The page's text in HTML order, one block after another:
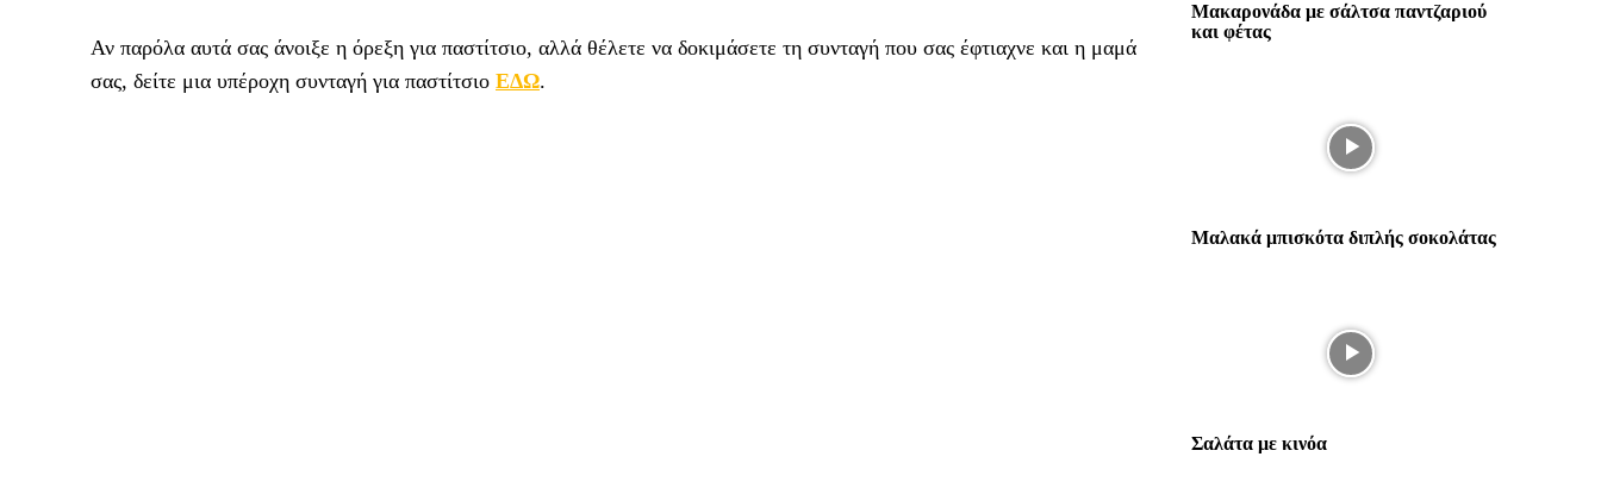
Αν παρόλα αυτά σας άνοιξε η όρεξη για παστίτσιο, αλλά θέλετε να δοκιμάσετε τη συνταγή που σας έφτιαχνε και η μαμά
σας, δείτε μια υπέροχη συνταγή για παστίτσιο ΕΔΩ.
Μακαρονάδα με σάλτσα παντζαριού
και φέτας
Μαλακά μπισκότα διπλής σοκολάτας
Σαλάτα με κινόα